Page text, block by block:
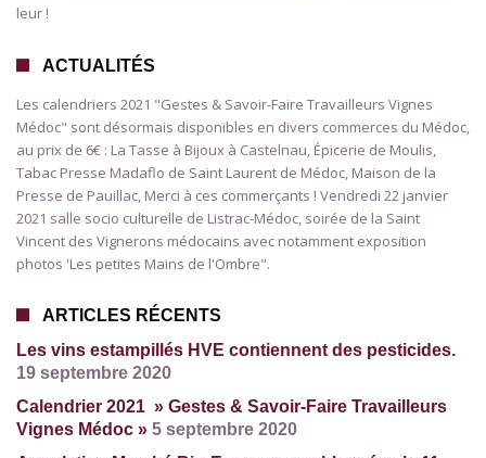
leur !
ACTUALITÉS
Les calendriers 2021 "Gestes & Savoir-Faire Travailleurs Vignes
Médoc" sont désormais disponibles en divers commerces du Médoc,
au prix de 6€ : La Tasse à Bijoux à Castelnau, Épicerie de Moulis,
Tabac Presse Madaflo de Saint Laurent de Médoc, Maison de la
Presse de Pauillac, Merci à ces commerçants ! Vendredi 22 janvier
2021 salle socio culturelle de Listrac-Médoc, soirée de la Saint
Vincent des Vignerons médocains avec notamment exposition
photos 'Les petites Mains de l'Ombre".
ARTICLES RÉCENTS
Les vins estampillés HVE contiennent des pesticides.
19 septembre 2020
Calendrier 2021 » Gestes & Savoir-Faire Travailleurs
Vignes Médoc » 5 septembre 2020